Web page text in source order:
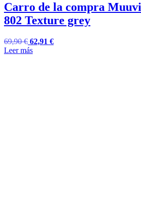
Carro de la compra
802 Texture grey
69,90€ 62,91 €
Leer más